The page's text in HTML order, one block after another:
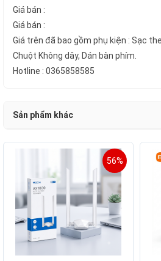
Giá bán :
Giá bán :
Giá trên đã bao gồm phụ kiện : Sạc
Chuột Không dây, Dán bàn phím.
Hotline : 0365858585
Sản phẩm khác
56%